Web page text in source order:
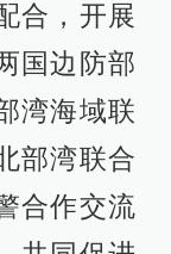
合，开展
国边防部
湾海域联
部湾联合
合作交流